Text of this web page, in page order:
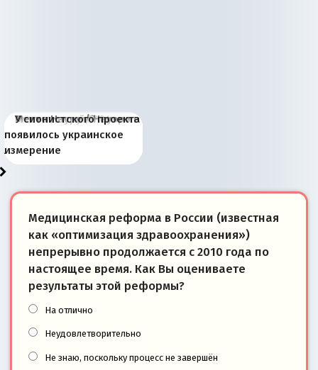
Киевская марионетка
Запада рассказала о
«переобувании» хозяев
В России назрели
перемены: 15 шагов к
суверенной экономике
Миграционный пожар
Европы
Россия начинает
сбрасывать балласт
Анкориджа
Россия зимой 1904
года: первые уступки во
внутренней политике
Русская нация вчера и
сегодня
Почему правый крах в
Варшаве не поможет её
отношениям с Россией?
Место Науру / Науэро в
современной истории
Южной Осетии
У сионистского проекта
появилось украинское
измерение
Медицинская реформа в России (известная
как «оптимизация здравоохранения»)
непрерывно продолжается с 2010 года по
настоящее время. Как Вы оцениваете
результаты этой реформы?
На отлично
Неудовлетворительно
Не знаю, поскольку процесс не завершён